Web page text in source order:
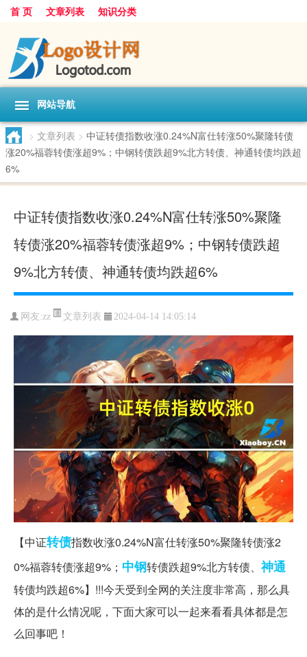
首 页 文章列表 知识分类
网站导航
> 文章列表 > 中证转债指数收涨0.24%N富仕转涨50%聚隆转债
涨20%福蓉转债涨超9%；中钢转债跌超9%北方转债、神通转债均跌超
6%
中证转债指数收涨0.24%N富仕转涨50%聚隆
转债涨20%福蓉转债涨超9%；中钢转债跌超
9%北方转债、神通转债均跌超6%
网友:zz 文章列表 2024-04-14 14:05:14
【中证转债指数收涨0.24%N富仕转涨50%聚隆转债涨2
0%福蓉转债涨超9%； 中钢转债跌超9%北方转债、 神通
转债均跌超6%】!!!今天受到全网的关注度非常高，那么具
体的是什么情况呢，下面大家可以一起来看看具体都是怎
么回事吧！